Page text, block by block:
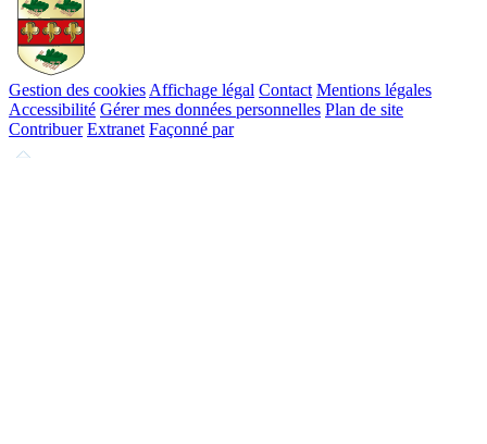
Gestion des cookies Affichage légal Contact Mentions légales
Accessibilité Gérer mes données personnelles Plan de site
Contribuer Extranet Façonné par